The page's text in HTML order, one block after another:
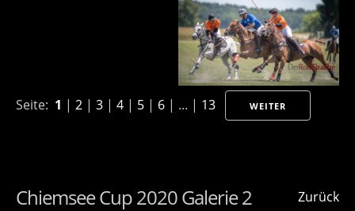
Seite: 1 | 2 | 3 | 4 | 5 | 6 | ... | 13 WEITER
Zurück
Chiemsee Cup 2020 Galerie 2